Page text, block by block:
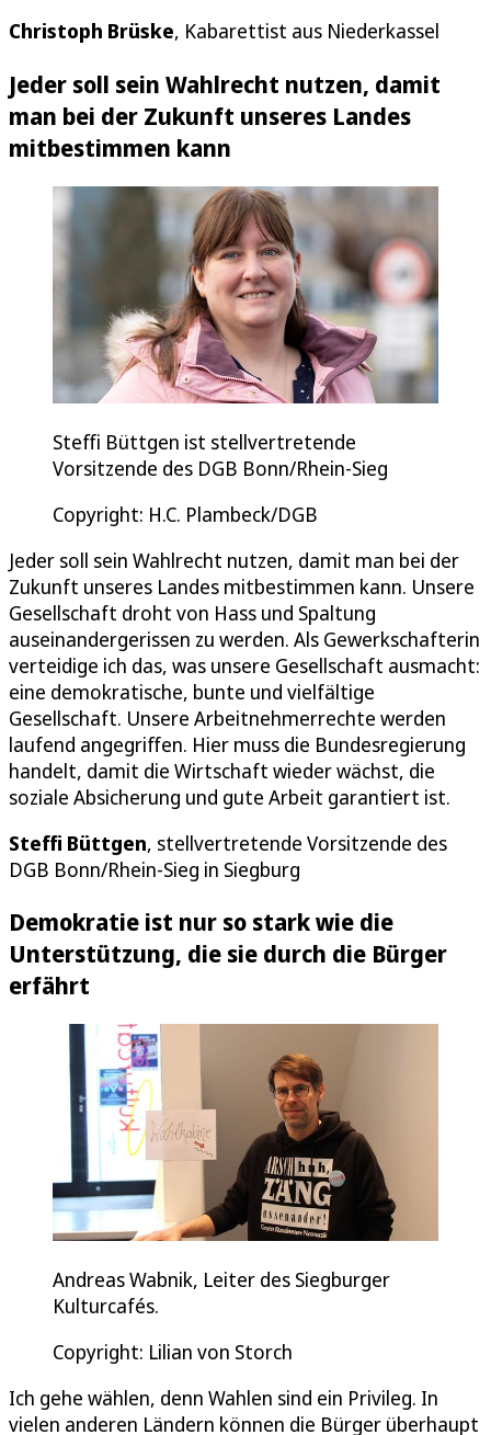
Christoph Brüske, Kabarettist aus Niederkassel
Jeder soll sein Wahlrecht nutzen, damit
man bei der Zukunft unseres Landes
mitbestimmen kann
Steffi Büttgen ist stellvertretende
Vorsitzende des DGB Bonn/Rhein-Sieg
Copyright: H.C. Plambeck/DGB
Jeder soll sein Wahlrecht nutzen, damit man bei der
Zukunft unseres Landes mitbestimmen kann. Unsere
Gesellschaft droht von Hass und Spaltung
auseinandergerissen zu werden. Als Gewerkschafterin
verteidige ich das, was unsere Gesellschaft ausmacht:
eine demokratische, bunte und vielfältige
Gesellschaft. Unsere Arbeitnehmerrechte werden
laufend angegriffen. Hier muss die Bundesregierung
handelt, damit die Wirtschaft wieder wächst, die
soziale Absicherung und gute Arbeit garantiert ist.
Steffi Büttgen, stellvertretende Vorsitzende des
DGB Bonn/Rhein-Sieg in Siegburg
Demokratie ist nur so stark wie die
Unterstützung, die sie durch die Bürger
erfährt
Andreas Wabnik, Leiter des Siegburger
Kulturcafés.
Copyright: Lilian von Storch
Ich gehe wählen, denn Wahlen sind ein Privileg. In
vielen anderen Ländern können die Bürger überhaupt